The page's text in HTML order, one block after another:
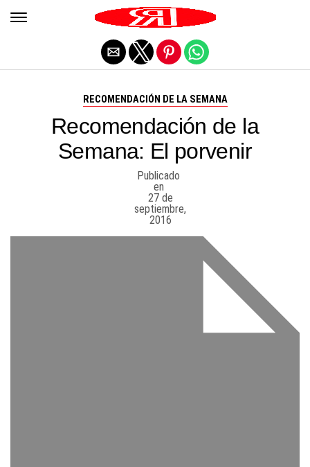
RECOMENDACIÓN DE LA SEMANA
Recomendación de la
Semana: El porvenir
Publicado
en
27 de
septiembre,
2016
Salir de la versión móvil